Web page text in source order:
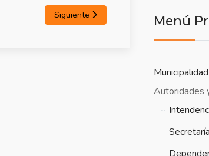
Siguiente Menú
Autoridades